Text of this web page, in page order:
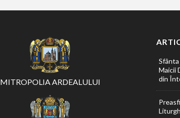
MITROPOLIA ARDEALULUI
Sfânta
Maicii
din